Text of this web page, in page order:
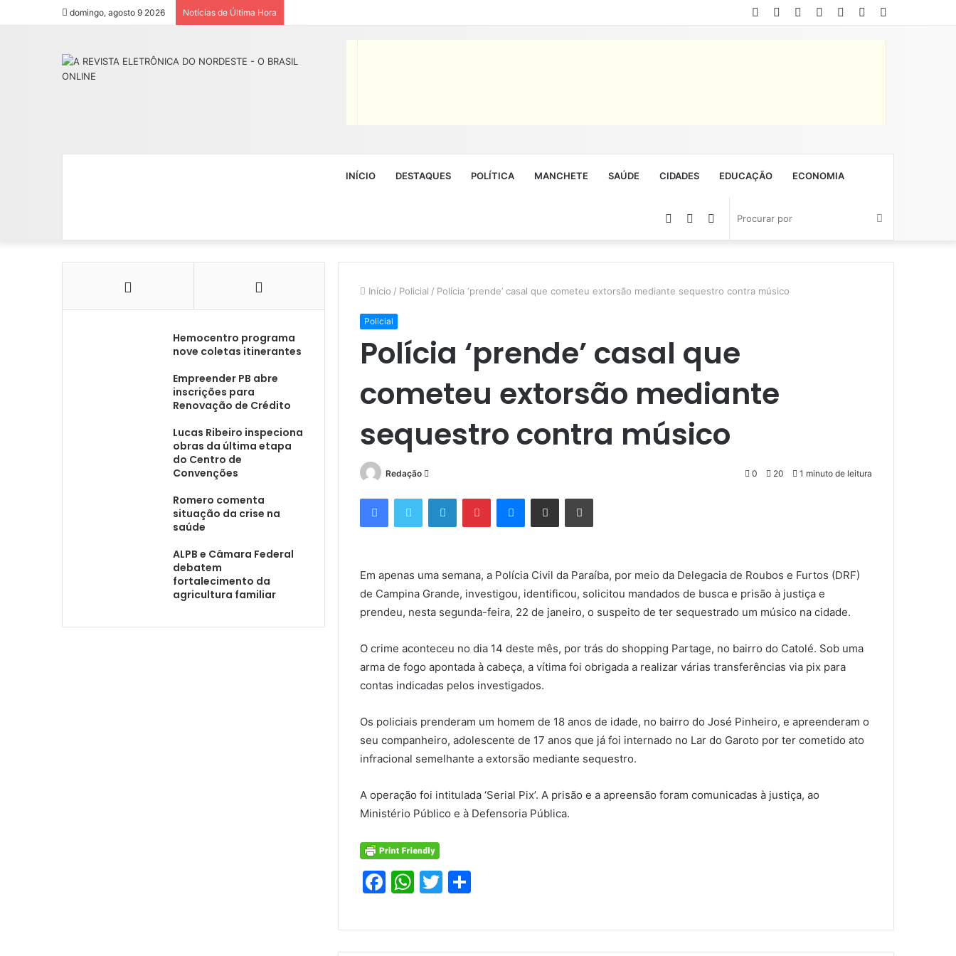
domingo, agosto 9 2026 Notícias de Última Hora
Artigo
aleatório
Entrar
Instagram
YouTube
Twitter
Facebook
INÍCIO DESTAQUES POLÍTICA MANCHETE SAÚDE CIDADES EDUCAÇÃO ECONOMIA
Procurar
por
Switch
skin
Barra
Lateral
Artigo
aleatório
Início / Policial / Polícia ‘prende’ casal que cometeu extorsão mediante sequestro contra músico
Policial
Polícia ‘prende’ casal que
cometeu extorsão mediante
sequestro contra músico
Redação
mail
0 20 1 minuto de leitura
FacebookTwitter LinkedinPinterestMessenger
Compartilhar via e-mail Imprimir
Em apenas uma semana, a Polícia Civil da Paraíba, por meio da Delegacia de Roubos e Furtos (DRF)
de Campina Grande, investigou, identificou, solicitou mandados de busca e prisão à justiça e
prendeu, nesta segunda-feira, 22 de janeiro, o suspeito de ter sequestrado um músico na cidade.
O crime aconteceu no dia 14 deste mês, por trás do shopping Partage, no bairro do Catolé. Sob uma
arma de fogo apontada à cabeça, a vítima foi obrigada a realizar várias transferências via pix para
contas indicadas pelos investigados.
Os policiais prenderam um homem de 18 anos de idade, no bairro do José Pinheiro, e apreenderam o
seu companheiro, adolescente de 17 anos que já foi internado no Lar do Garoto por ter cometido ato
infracional semelhante a extorsão mediante sequestro.
A operação foi intitulada ‘Serial Pix’. A prisão e a apreensão foram comunicadas à justiça, ao
Ministério Público e à Defensoria Pública.
F
c
e
W
at
s
T
itt
er
ar
e
Hemocentro programa
nove coletas itinerantes
Empreender PB abre
inscrições para
Renovação de Crédito
Lucas Ribeiro inspeciona
obras da última etapa
do Centro de
Convenções
Romero comenta
situação da crise na
saúde
ALPB e Câmara Federal
debatem
fortalecimento da
agricultura familiar